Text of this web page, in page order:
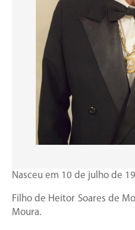
Nasceu em 10 de julho de
Filho de Heitor Soares de
Moura.